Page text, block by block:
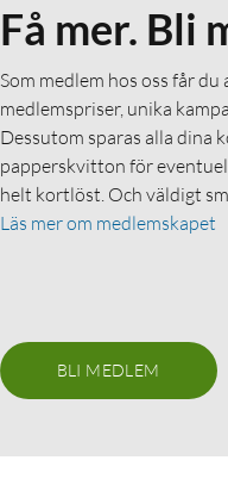
Få mer. Bli
Som medlem hos oss får
medlemspriser, unika
Dessutom sparas alla dina
papperskvitton för
helt kortlöst. Och väldigt
Läs mer om medlemskapet
BLI MEDLEM